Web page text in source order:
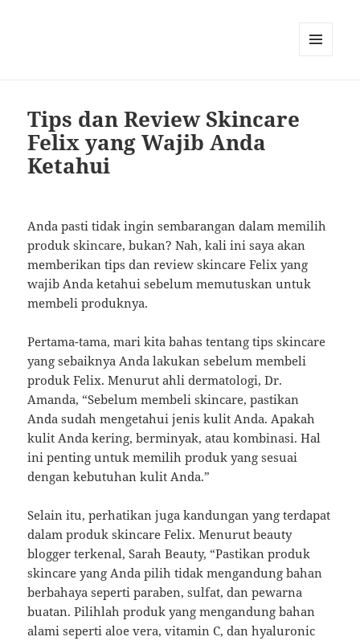
Tips dan Review Skincare
Felix yang Wajib Anda
Ketahui
Anda pasti tidak ingin sembarangan dalam memilih
produk skincare, bukan? Nah, kali ini saya akan
memberikan tips dan review skincare Felix yang
wajib Anda ketahui sebelum memutuskan untuk
membeli produknya.
Pertama-tama, mari kita bahas tentang tips skincare
yang sebaiknya Anda lakukan sebelum membeli
produk Felix. Menurut ahli dermatologi, Dr.
Amanda, “Sebelum membeli skincare, pastikan
Anda sudah mengetahui jenis kulit Anda. Apakah
kulit Anda kering, berminyak, atau kombinasi. Hal
ini penting untuk memilih produk yang sesuai
dengan kebutuhan kulit Anda.”
Selain itu, perhatikan juga kandungan yang terdapat
dalam produk skincare Felix. Menurut beauty
blogger terkenal, Sarah Beauty, “Pastikan produk
skincare yang Anda pilih tidak mengandung bahan
berbahaya seperti paraben, sulfat, dan pewarna
buatan. Pilihlah produk yang mengandung bahan
alami seperti aloe vera, vitamin C, dan hyaluronic